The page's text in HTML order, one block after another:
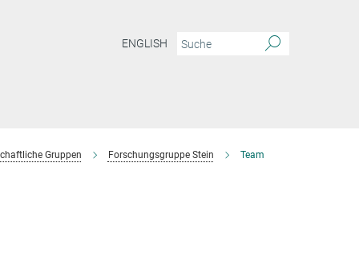
ENGLISH
Gruppen Forschungsgruppe Stein Team